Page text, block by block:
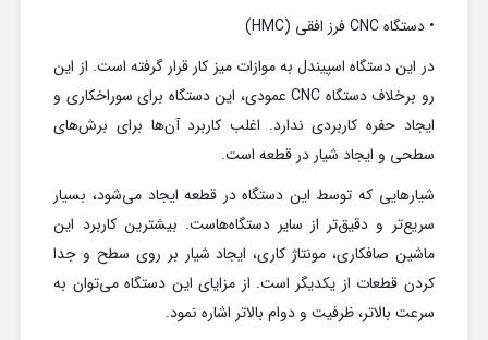
• دستگاه CNC فرز افقی (HMC)
در این دستگاه اسپیندل به موازات میز کار قرار گرفته است. از این
رو برخلاف دستگاه CNC عمودی، این دستگاه برای سوراخکاری و
ایجاد حفره کاربردی ندارد. اغلب کاربرد آن‌ها برای برش‌های
سطحی و ایجاد شیار در قطعه است.
شیارهایی که توسط این دستگاه در قطعه ایجاد می‌شود، بسیار
سریع‌تر و دقیق‌تر از سایر دستگاه‌هاست. بیشترین کاربرد این
ماشین صافکاری، مونتاژ کاری، ایجاد شیار بر روی سطح و جدا
کردن قطعات از یکدیگر است. از مزایای این دستگاه می‌توان به
سرعت بالا‌تر، ظرفیت و دوام بالاتر اشاره نمود.